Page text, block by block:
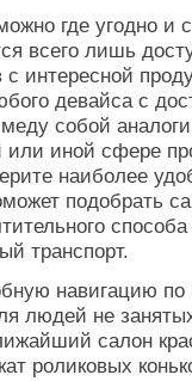
где угодно и
всего лишь
с интересной
девайса с
собой
или иной сфере
наиболее
подобрать
транспорт.
навигацию по
людей не
салон
роликовых